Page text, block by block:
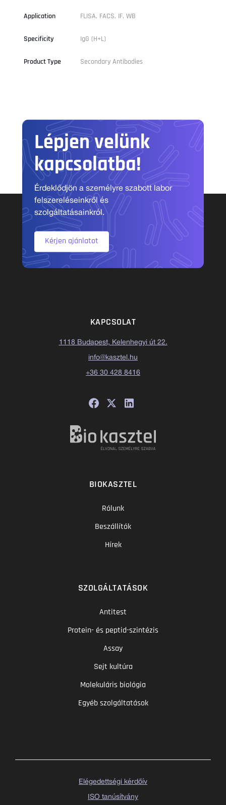
Application FLISA, FACS, IF, WB
Specificity IgG (H+L)
Product Type Secondary Antibodies
Lépjen velünk
kapcsolatba!
Érdeklődjön a személyre szabott labor
felszereléseinkről és
szolgáltatásainkról.
Kérjen ajánlatot
KAPCSOLAT
1118 Budapest, Kelenhegyi út 22.
info@kasztel.hu
+36 30 428 8416
BIOKASZTEL
Rólunk
Beszállítók
Hírek
SZOLGÁLTATÁSOK
Antitest
Protein- és peptid-szintézis
Assay
Sejt kultúra
Molekuláris biológia
Egyéb szolgáltatások
Elégedettségi kérdőív
ISO tanúsítvány